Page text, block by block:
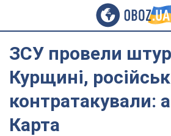
ЗСУ провели
Курщині,
контратакували:
Карта